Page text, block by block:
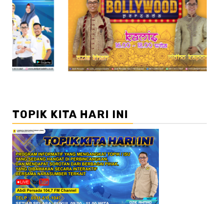
//2 //3
TOPIK KITA HARI INI